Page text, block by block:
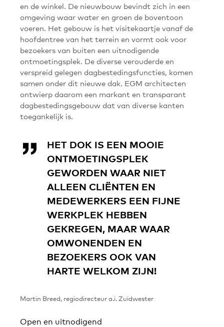
en de winkel. De nieuwbouw bevindt zich in een
omgeving waar water en groen de boventoon
voeren. Het gebouw is het visitekaartje vanaf de
hoofdentree van het terrein en vormt ook voor
bezoekers van buiten een uitnodigende
ontmoetingsplek. De diverse verouderde en
verspreid gelegen dagbestedingsfuncties, komen
samen onder dit nieuwe dak. EGM architecten
ontwierp daarom een markant en transparant
dagbestedingsgebouw dat van diverse kanten
toegankelijk is.
HET DOK IS EEN MOOIE
ONTMOETINGSPLEK
GEWORDEN WAAR NIET
ALLEEN CLIËNTEN EN
MEDEWERKERS EEN FIJNE
WERKPLEK HEBBEN
GEKREGEN, MAAR WAAR
OMWONENDEN EN
BEZOEKERS OOK VAN
HARTE WELKOM ZIJN!
Martin Breed, regiodirecteur a.i. Zuidwester
Open en uitnodigend